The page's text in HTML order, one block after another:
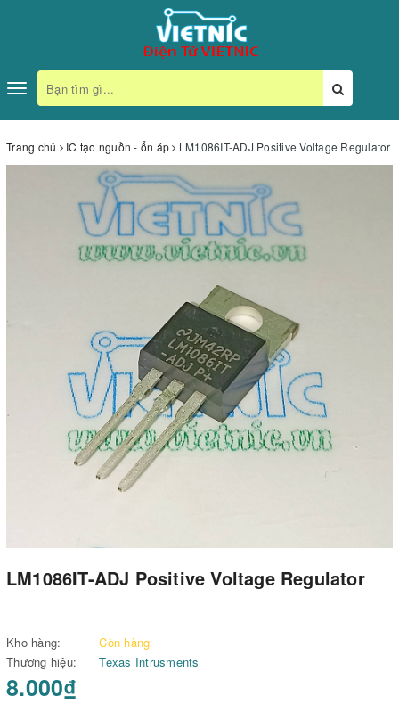
Toggle
navigation
Trang chủ IC tạo nguồn - ổn áp LM1086IT-ADJ Positive Voltage Regulator
LM1086IT-ADJ Positive Voltage Regulator
Kho hàng:
Còn hàng
Thương hiệu:
Texas Intrusments
8.000₫